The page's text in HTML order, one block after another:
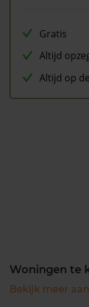
Gratis
Altijd
Altijd op
Woningen te
Bekijk meer